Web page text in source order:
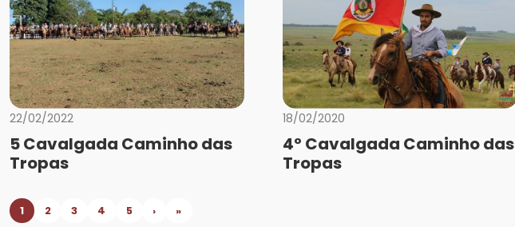
22/02/2022
5 Cavalgada Caminho das
Tropas
18/02/2020
4º Cavalgada Caminho das
Tropas
1 2 3 4 5 › »